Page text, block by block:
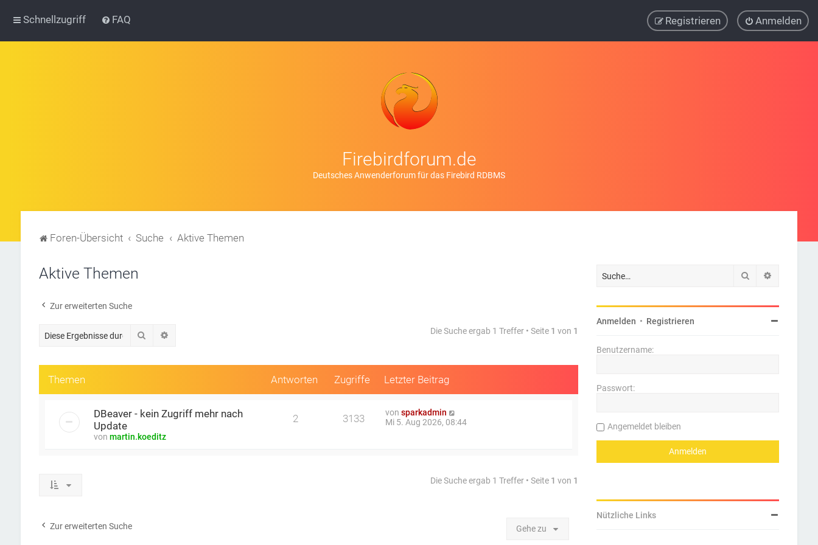
Schnellzugriff FAQ Anmelden
Registrieren
Firebirdforum.de
Deutsches Anwenderforum für das Firebird RDBMS
Foren-Übersicht Suche Aktive Themen
Aktive Themen
Zur erweiterten Suche
Suche Die Suche ergab 1 Treffer • Seite 1 von 1
Themen Antworten Zugriffe Letzter Beitrag
DBeaver - kein Zugriff mehr nach
Update
von martin.koeditz
2 3133 vonsparkadmin
Mi 5. Aug 2026, 08:44
Die Suche ergab 1 Treffer • Seite 1 von 1
Zur erweiterten Suche Gehe zu
Suche
Anmelden • Registrieren
Benutzername:
Passwort:
Angemeldet bleiben
Nützliche Links